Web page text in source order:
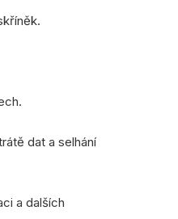
dat a selhání
a dalších